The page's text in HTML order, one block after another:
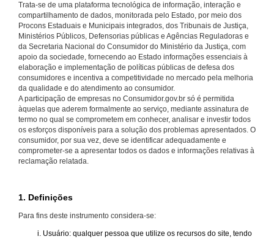
Trata-se de uma plataforma tecnológica de informação, interação e
compartilhamento de dados, monitorada pelo Estado, por meio dos
Procons Estaduais e Municipais integrados, dos Tribunais de Justiça,
Ministérios Públicos, Defensorias públicas e Agências Reguladoras e
da Secretaria Nacional do Consumidor do Ministério da Justiça, com
apoio da sociedade, fornecendo ao Estado informações essenciais à
elaboração e implementação de políticas públicas de defesa dos
consumidores e incentiva a competitividade no mercado pela melhoria
da qualidade e do atendimento ao consumidor.
A participação de empresas no Consumidor.gov.br só é permitida
àquelas que aderem formalmente ao serviço, mediante assinatura de
termo no qual se comprometem em conhecer, analisar e investir todos
os esforços disponíveis para a solução dos problemas apresentados. O
consumidor, por sua vez, deve se identificar adequadamente e
comprometer-se a apresentar todos os dados e informações relativas à
reclamação relatada.
1. Definições
Para fins deste instrumento considera-se:
Usuário: qualquer pessoa que utilize os recursos do site, tendo